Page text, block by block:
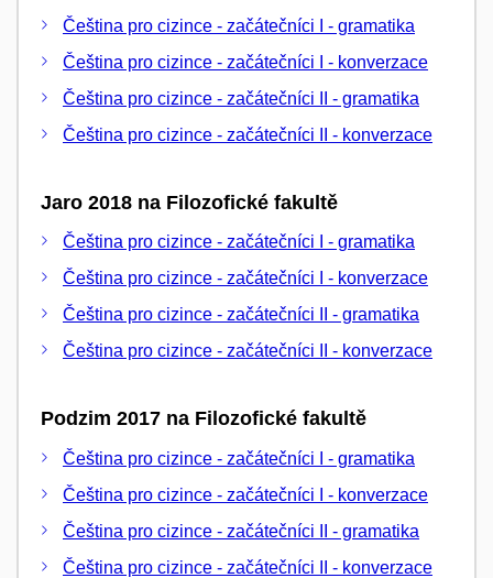
Čeština pro cizince - začátečníci I - gramatika
Čeština pro cizince - začátečníci I - konverzace
Čeština pro cizince - začátečníci II - gramatika
Čeština pro cizince - začátečníci II - konverzace
Jaro 2018 na Filozofické fakultě
Čeština pro cizince - začátečníci I - gramatika
Čeština pro cizince - začátečníci I - konverzace
Čeština pro cizince - začátečníci II - gramatika
Čeština pro cizince - začátečníci II - konverzace
Podzim 2017 na Filozofické fakultě
Čeština pro cizince - začátečníci I - gramatika
Čeština pro cizince - začátečníci I - konverzace
Čeština pro cizince - začátečníci II - gramatika
Čeština pro cizince - začátečníci II - konverzace